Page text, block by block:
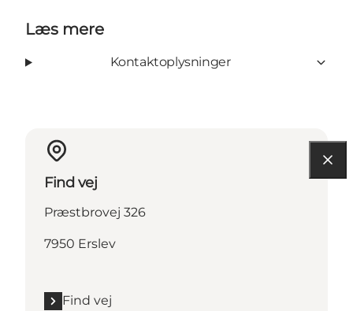
Læs mere
Kontaktoplysninger
Find vej
Præstbrovej 326
7950 Erslev
Find vej